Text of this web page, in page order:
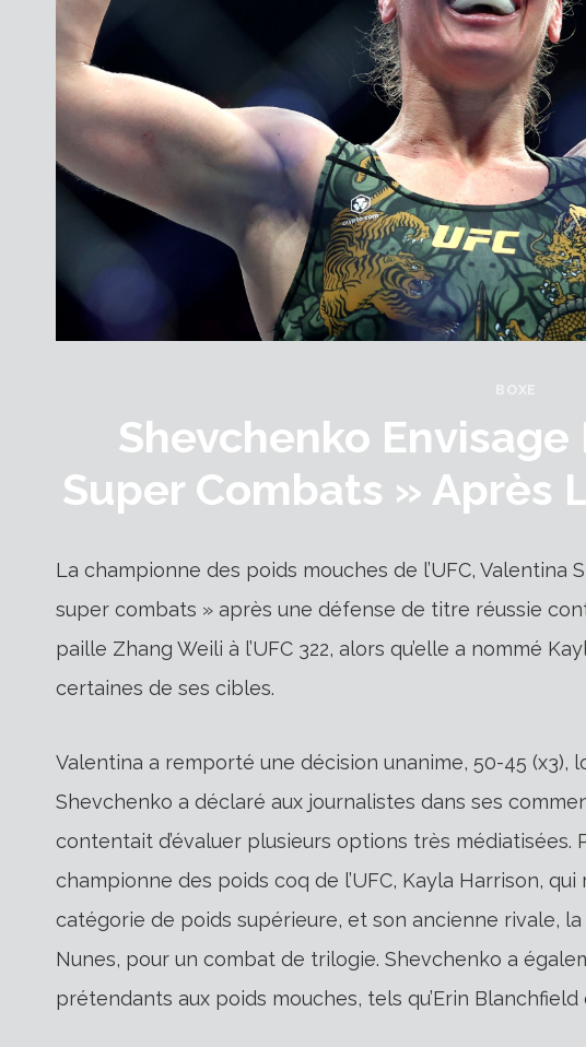
BOXE
Shevchenko
Super Combats » Après
La championne des poids mouches de l’UFC,
super combats » après une défense de titre réussie
paille Zhang Weili à l’UFC 322, alors qu’elle a nommé
certaines de ses cibles.
Valentina a remporté une décision unanime, 50-45 (x3),
Shevchenko a déclaré aux journalistes dans ses
contentait d’évaluer plusieurs options très
championne des poids coq de l’UFC, Kayla Harrison,
catégorie de poids supérieure, et son ancienne rivale,
Nunes, pour un combat de trilogie. Shevchenko a
prétendants aux poids mouches, tels qu’Erin Blanchfield